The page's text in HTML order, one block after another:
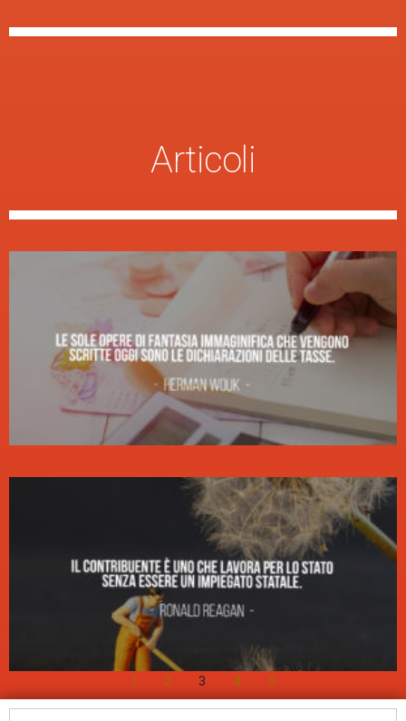
Articoli
1 2 3 4 5